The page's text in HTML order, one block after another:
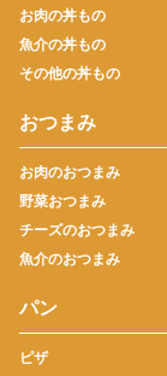
お肉の丼もの
魚介の丼もの
その他の丼もの
おつまみ
お肉のおつまみ
野菜おつまみ
チーズのおつまみ
魚介のおつまみ
パン
ピザ